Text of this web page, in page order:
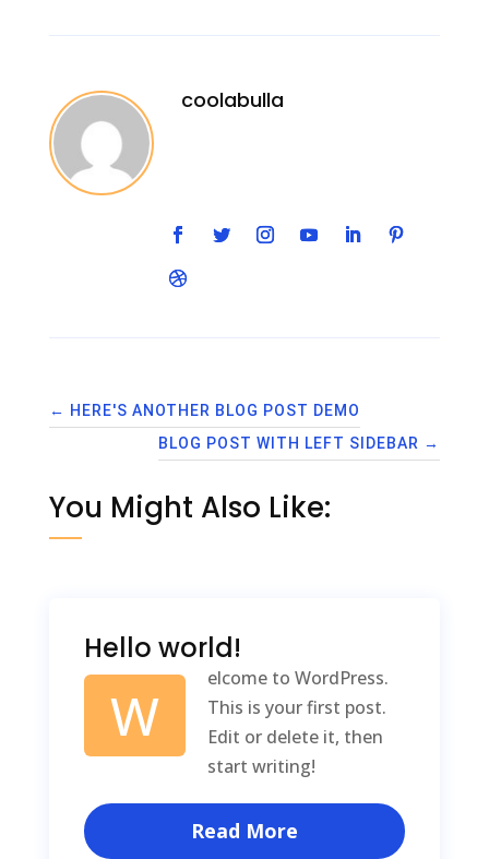
coolabulla
← HERE'S ANOTHER BLOG POST DEMO
BLOG POST WITH LEFT SIDEBAR →
You Might Also Like:
Hello world!
W
elcome to WordPress.
This is your first post.
Edit or delete it, then
start writing!
Read More